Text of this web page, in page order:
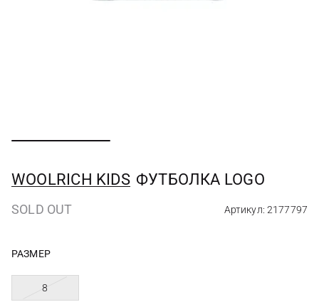
WOOLRICH KIDS ФУТБОЛКА LOGO
SOLD OUT Артикул: 2177797
РАЗМЕР
8